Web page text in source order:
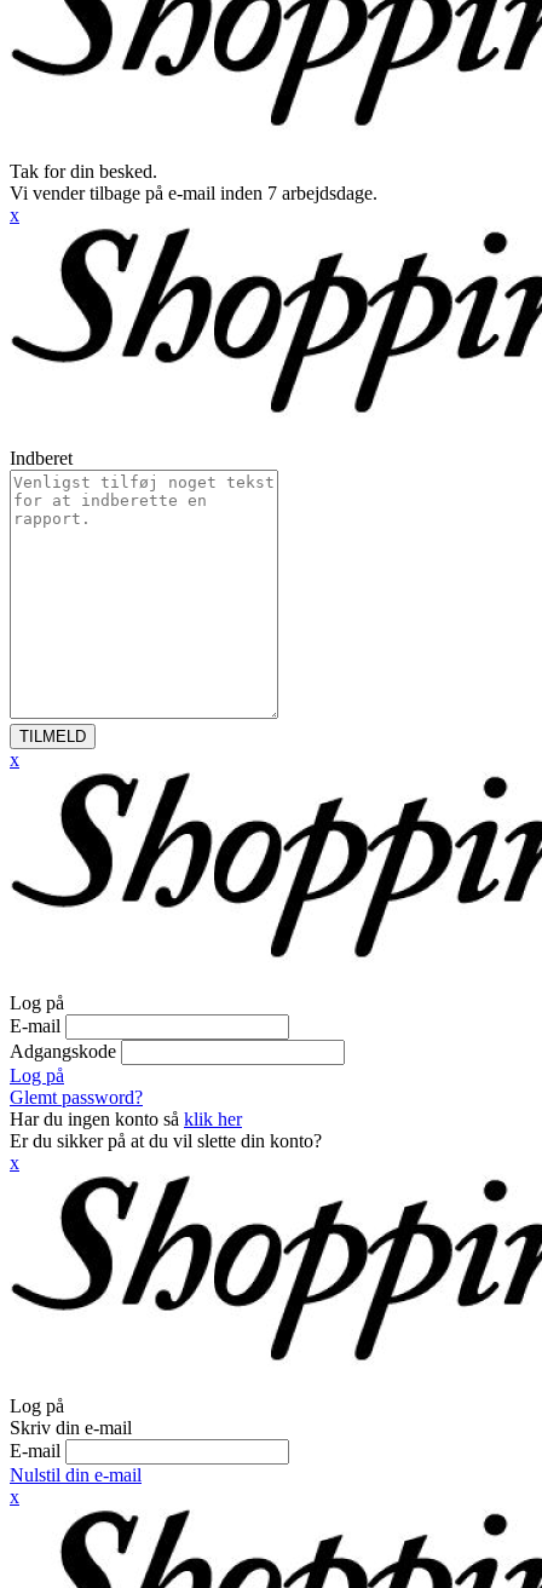
Tak for din besked.
Vi vender tilbage på e-mail inden 7 arbejdsdage.
x
Indberet
TILMELD
x
Log på
E-mail
Adgangskode
Log på
Glemt password?
Har du ingen konto så klik her
Er du sikker på at du vil slette din konto?
x
Log på
Skriv din e-mail
E-mail
Nulstil din e-mail
x